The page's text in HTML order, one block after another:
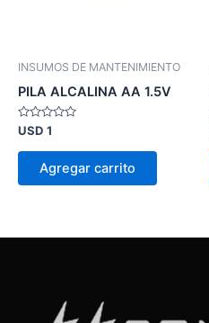
INSUMOS DE MANTENIMIENTO
PILA ALCALINA AA 1.5V
Valorado
en
0
USD 1
Agregar carrito